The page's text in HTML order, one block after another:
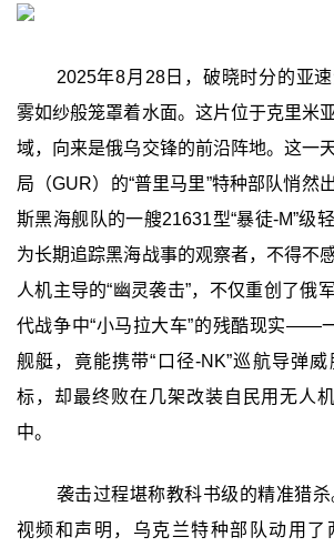
2025年8月28日，破晓时分的亚
雾如纱般笼罩着水面。这片位于克里米
域，向来是俄乌交锋的前沿阵地。这一
局（GUR）的“普里马里”特种部队悄然
斯黑海舰队的一艘21631型“暴徒-M”级
为长期追踪黑海战事的观察者，不得不
人机主导的“幽灵袭击”，不仅重创了俄
代战争中“小马拉大车”的残酷现实——
舰艇，竟能携带“口径-NK”巡航导弹
标，却最终败在几架改装自民用无人
中。
袭击过程堪称教科书级的精准猎
视频和声明，乌克兰特种部队动用了